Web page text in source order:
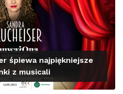
śpiewa najpiękniejsze
z musicali